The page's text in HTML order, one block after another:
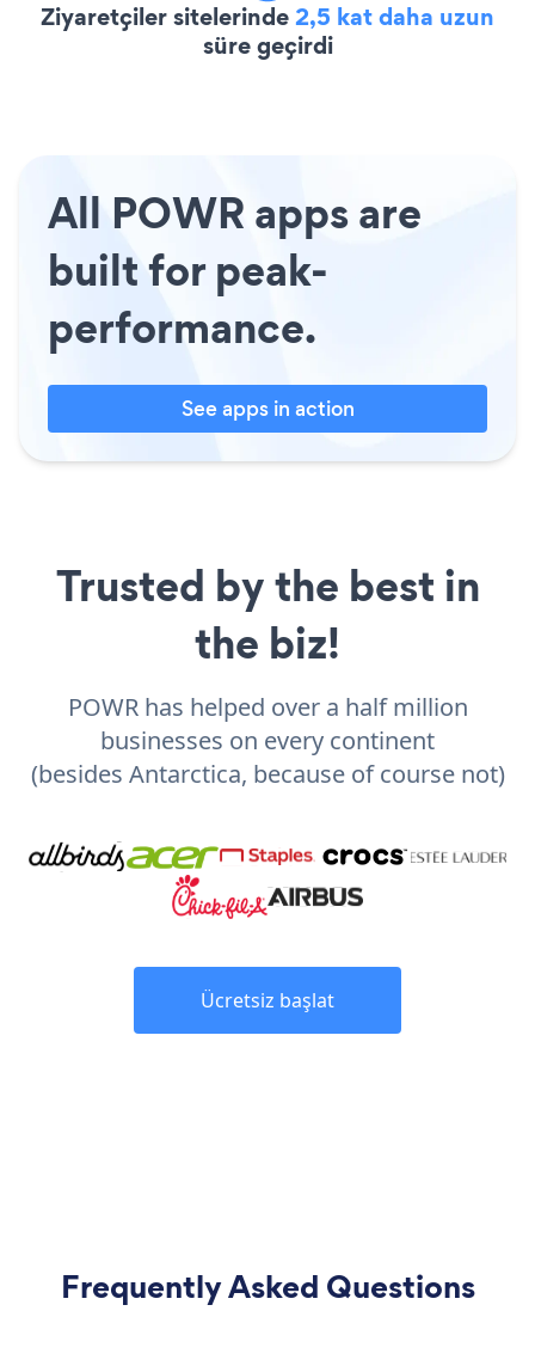
Ziyaretçiler sitelerinde2,5 kat daha uzun
süre geçirdi
All POWR apps are
built for peak-
performance.
See apps in action
Trusted by the best in
the biz!
POWR has helped over a half million
businesses on every continent
(besides Antarctica, because of course not)
Ücretsiz başlat
Frequently Asked Questions